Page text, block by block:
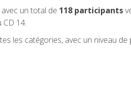
un total de 118 participants
14.
les catégories, avec un niveau